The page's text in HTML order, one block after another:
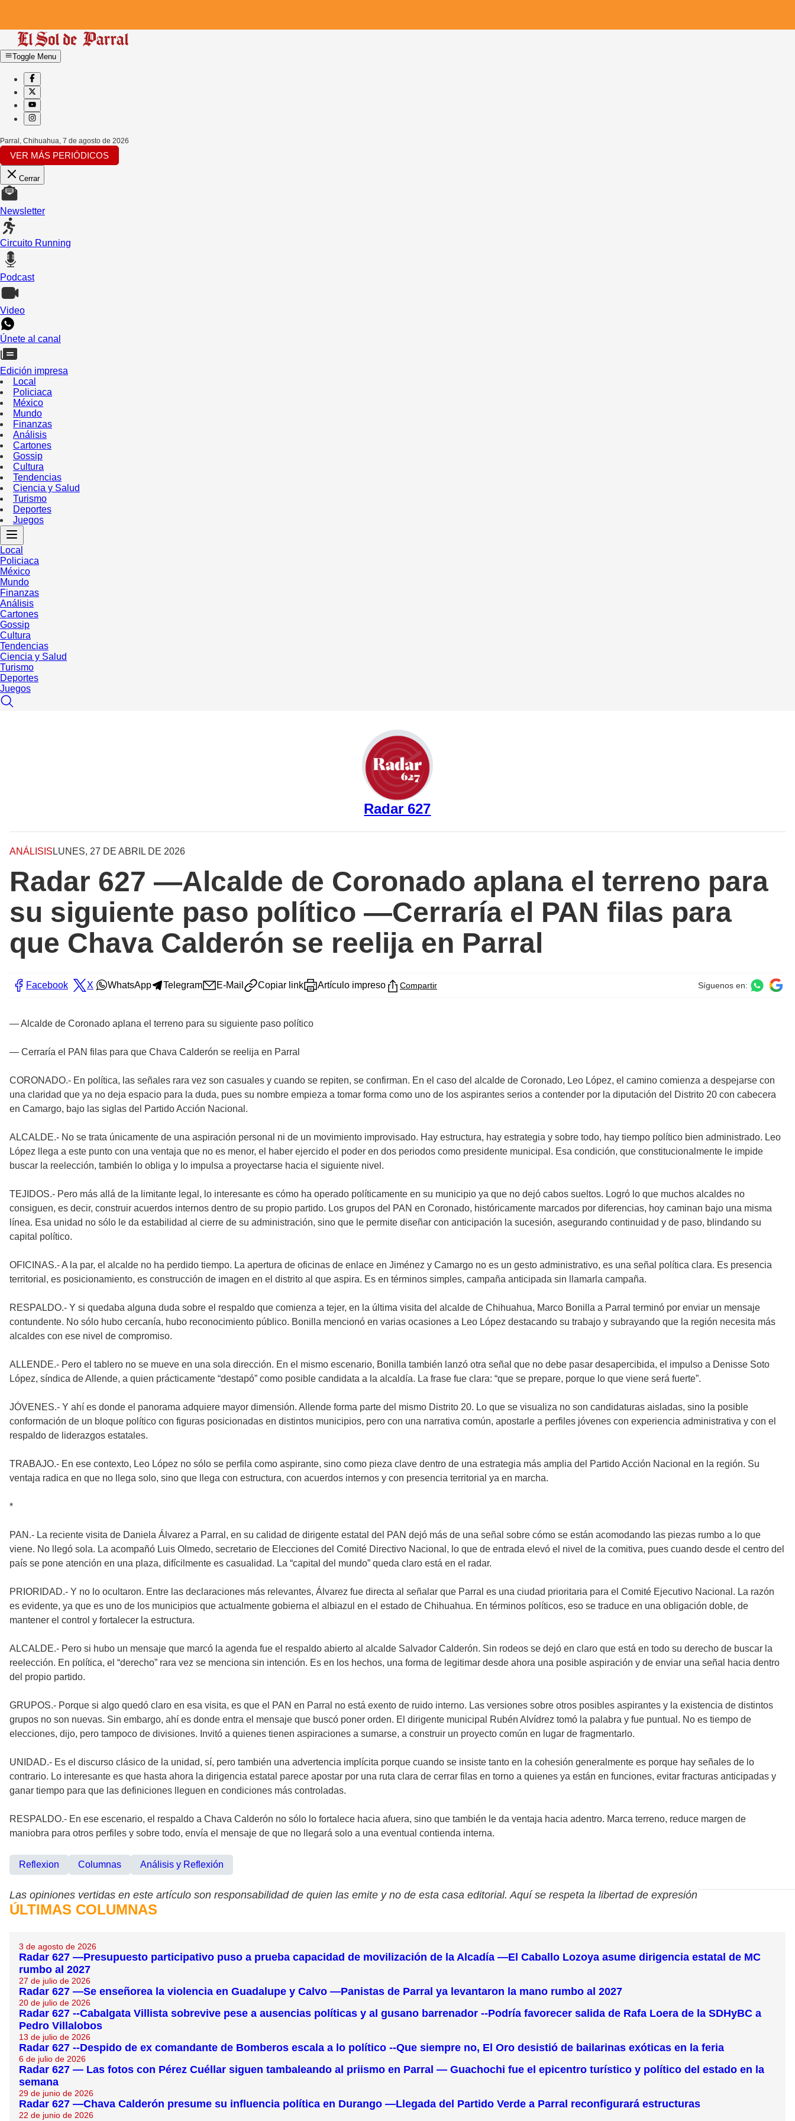
Toggle Menu
Parral, Chihuahua 7 de agosto de 2026
VER MÁS PERIÓDICOS
Cerrar
Newsletter
Circuito Running
Podcast
Video
Únete al canal
Edición impresa
Local
Policiaca
México
Mundo
Finanzas
Análisis
Cartones
Gossip
Cultura
Tendencias
Ciencia y Salud
Turismo
Deportes
Juegos
Local
Policiaca
México
Mundo
Finanzas
Análisis
Cartones
Gossip
Cultura
Tendencias
Ciencia y Salud
Turismo
Deportes
Juegos
Radar 627
ANÁLISIS LUNES, 27 DE ABRIL DE 2026
Radar 627 —Alcalde de Coronado aplana el terreno para
su siguiente paso político —Cerraría el PAN filas para
que Chava Calderón se reelija en Parral
Facebook X WhatsApp Telegram E-Mail Copiar link Artículo impreso Compartir Síguenos en:
— Alcalde de Coronado aplana el terreno para su siguiente paso político
— Cerraría el PAN filas para que Chava Calderón se reelija en Parral
CORONADO.- En política, las señales rara vez son casuales y cuando se repiten, se confirman. En el caso del alcalde de Coronado, Leo López, el camino comienza a despejarse con
una claridad que ya no deja espacio para la duda, pues su nombre empieza a tomar forma como uno de los aspirantes serios a contender por la diputación del Distrito 20 con cabecera
en Camargo, bajo las siglas del Partido Acción Nacional.
ALCALDE.- No se trata únicamente de una aspiración personal ni de un movimiento improvisado. Hay estructura, hay estrategia y sobre todo, hay tiempo político bien administrado. Leo
López llega a este punto con una ventaja que no es menor, el haber ejercido el poder en dos periodos como presidente municipal. Esa condición, que constitucionalmente le impide
buscar la reelección, también lo obliga y lo impulsa a proyectarse hacia el siguiente nivel.
TEJIDOS.- Pero más allá de la limitante legal, lo interesante es cómo ha operado políticamente en su municipio ya que no dejó cabos sueltos. Logró lo que muchos alcaldes no
consiguen, es decir, construir acuerdos internos dentro de su propio partido. Los grupos del PAN en Coronado, históricamente marcados por diferencias, hoy caminan bajo una misma
línea. Esa unidad no sólo le da estabilidad al cierre de su administración, sino que le permite diseñar con anticipación la sucesión, asegurando continuidad y de paso, blindando su
capital político.
OFICINAS.- A la par, el alcalde no ha perdido tiempo. La apertura de oficinas de enlace en Jiménez y Camargo no es un gesto administrativo, es una señal política clara. Es presencia
territorial, es posicionamiento, es construcción de imagen en el distrito al que aspira. Es en términos simples, campaña anticipada sin llamarla campaña.
RESPALDO.- Y si quedaba alguna duda sobre el respaldo que comienza a tejer, en la última visita del alcalde de Chihuahua, Marco Bonilla a Parral terminó por enviar un mensaje
contundente. No sólo hubo cercanía, hubo reconocimiento público. Bonilla mencionó en varias ocasiones a Leo López destacando su trabajo y subrayando que la región necesita más
alcaldes con ese nivel de compromiso.
ALLENDE.- Pero el tablero no se mueve en una sola dirección. En el mismo escenario, Bonilla también lanzó otra señal que no debe pasar desapercibida, el impulso a Denisse Soto
López, síndica de Allende, a quien prácticamente “destapó” como posible candidata a la alcaldía. La frase fue clara: “que se prepare, porque lo que viene será fuerte”.
JÓVENES.- Y ahí es donde el panorama adquiere mayor dimensión. Allende forma parte del mismo Distrito 20. Lo que se visualiza no son candidaturas aisladas, sino la posible
conformación de un bloque político con figuras posicionadas en distintos municipios, pero con una narrativa común, apostarle a perfiles jóvenes con experiencia administrativa y con el
respaldo de liderazgos estatales.
TRABAJO.- En ese contexto, Leo López no sólo se perfila como aspirante, sino como pieza clave dentro de una estrategia más amplia del Partido Acción Nacional en la región. Su
ventaja radica en que no llega solo, sino que llega con estructura, con acuerdos internos y con presencia territorial ya en marcha.
*
PAN.- La reciente visita de Daniela Álvarez a Parral, en su calidad de dirigente estatal del PAN dejó más de una señal sobre cómo se están acomodando las piezas rumbo a lo que
viene. No llegó sola. La acompañó Luis Olmedo, secretario de Elecciones del Comité Directivo Nacional, lo que de entrada elevó el nivel de la comitiva, pues cuando desde el centro del
país se pone atención en una plaza, difícilmente es casualidad. La “capital del mundo” queda claro está en el radar.
PRIORIDAD.- Y no lo ocultaron. Entre las declaraciones más relevantes, Álvarez fue directa al señalar que Parral es una ciudad prioritaria para el Comité Ejecutivo Nacional. La razón
es evidente, ya que es uno de los municipios que actualmente gobierna el albiazul en el estado de Chihuahua. En términos políticos, eso se traduce en una obligación doble, de
mantener el control y fortalecer la estructura.
ALCALDE.- Pero si hubo un mensaje que marcó la agenda fue el respaldo abierto al alcalde Salvador Calderón. Sin rodeos se dejó en claro que está en todo su derecho de buscar la
reelección. En política, el “derecho” rara vez se menciona sin intención. Es en los hechos, una forma de legitimar desde ahora una posible aspiración y de enviar una señal hacia dentro
del propio partido.
GRUPOS.- Porque si algo quedó claro en esa visita, es que el PAN en Parral no está exento de ruido interno. Las versiones sobre otros posibles aspirantes y la existencia de distintos
grupos no son nuevas. Sin embargo, ahí es donde entra el mensaje que buscó poner orden. El dirigente municipal Rubén Alvídrez tomó la palabra y fue puntual. No es tiempo de
elecciones, dijo, pero tampoco de divisiones. Invitó a quienes tienen aspiraciones a sumarse, a construir un proyecto común en lugar de fragmentarlo.
UNIDAD.- Es el discurso clásico de la unidad, sí, pero también una advertencia implícita porque cuando se insiste tanto en la cohesión generalmente es porque hay señales de lo
contrario. Lo interesante es que hasta ahora la dirigencia estatal parece apostar por una ruta clara de cerrar filas en torno a quienes ya están en funciones, evitar fracturas anticipadas y
ganar tiempo para que las definiciones lleguen en condiciones más controladas.
RESPALDO.- En ese escenario, el respaldo a Chava Calderón no sólo lo fortalece hacia afuera, sino que también le da ventaja hacia adentro. Marca terreno, reduce margen de
maniobra para otros perfiles y sobre todo, envía el mensaje de que no llegará solo a una eventual contienda interna.
Reflexion Columnas Análisis y Reflexión
Las opiniones vertidas en este artículo son responsabilidad de quien las emite y no de esta casa editorial. Aquí se respeta la libertad de expresión
ÚLTIMAS COLUMNAS
3 de agosto de 2026
Radar 627 —Presupuesto participativo puso a prueba capacidad de movilización de la Alcadía —El Caballo Lozoya asume dirigencia estatal de MC
rumbo al 2027
27 de julio de 2026
Radar 627 —Se enseñorea la violencia en Guadalupe y Calvo —Panistas de Parral ya levantaron la mano rumbo al 2027
20 de julio de 2026
Radar 627 --Cabalgata Villista sobrevive pese a ausencias políticas y al gusano barrenador --Podría favorecer salida de Rafa Loera de la SDHyBC a
Pedro Villalobos
13 de julio de 2026
Radar 627 --Despido de ex comandante de Bomberos escala a lo político --Que siempre no, El Oro desistió de bailarinas exóticas en la feria
6 de julio de 2026
Radar 627 — Las fotos con Pérez Cuéllar siguen tambaleando al priismo en Parral — Guachochi fue el epicentro turístico y político del estado en la
semana
29 de junio de 2026
Radar 627 —Chava Calderón presume su influencia política en Durango —Llegada del Partido Verde a Parral reconfigurará estructuras
22 de junio de 2026